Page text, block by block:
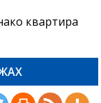
квартира